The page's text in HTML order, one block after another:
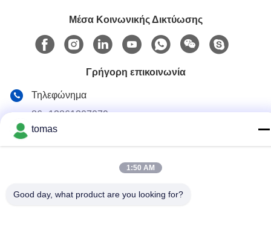
Μέσα Κοινωνικής Δικτύωσης
Γρήγορη επικοινωνία
Τηλεφώνημα
86--13861307079
D-526, Haye Science Park, 93# Weihe Road, Suzhou
tomas
1:50 AM
Good day, what product are you looking for?